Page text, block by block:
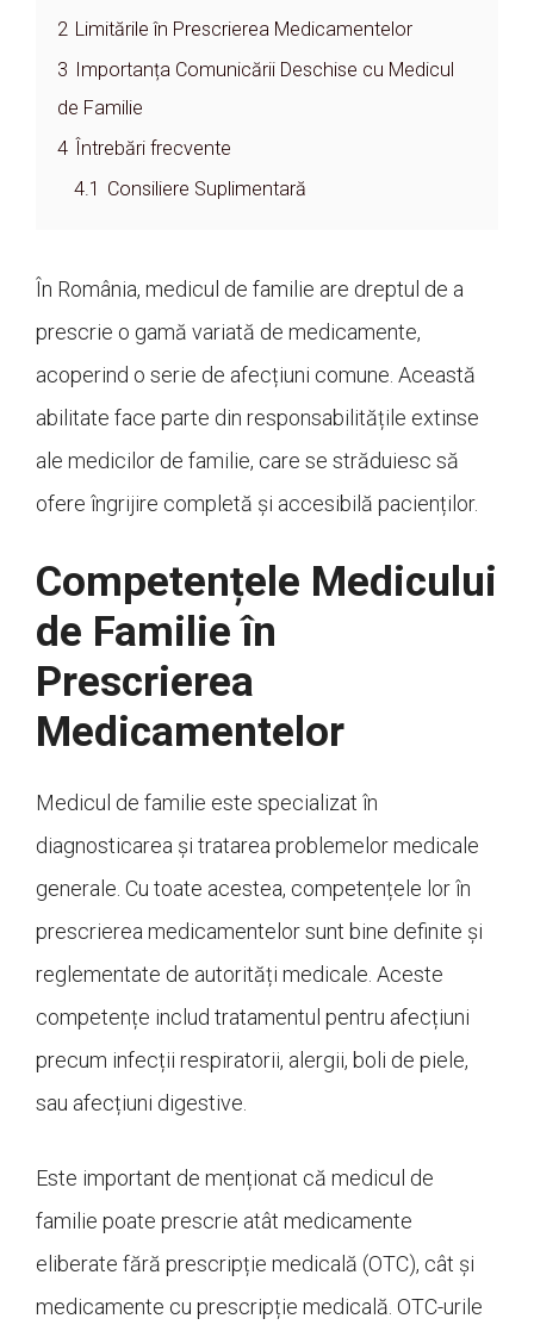
2 Limitările în Prescrierea Medicamentelor
3
Importanța Comunicării Deschise cu Medicul
de Familie
4
Întrebări frecvente
4.1 Consiliere Suplimentară
În România, medicul de familie are dreptul de a
prescrie o gamă variată de medicamente,
acoperind o serie de afecțiuni comune. Această
abilitate face parte din responsabilitățile extinse
ale medicilor de familie, care se străduiesc să
ofere îngrijire completă și accesibilă pacienților.
Competențele Medicului
de Familie în
Prescrierea
Medicamentelor
Medicul de familie este specializat în
diagnosticarea și tratarea problemelor medicale
generale. Cu toate acestea, competențele lor în
prescrierea medicamentelor sunt bine definite și
reglementate de autorități medicale. Aceste
competențe includ tratamentul pentru afecțiuni
precum infecții respiratorii, alergii, boli de piele,
sau afecțiuni digestive.
Este important de menționat că medicul de
familie poate prescrie atât medicamente
eliberate fără prescripție medicală (OTC), cât și
medicamente cu prescripție medicală. OTC-urile